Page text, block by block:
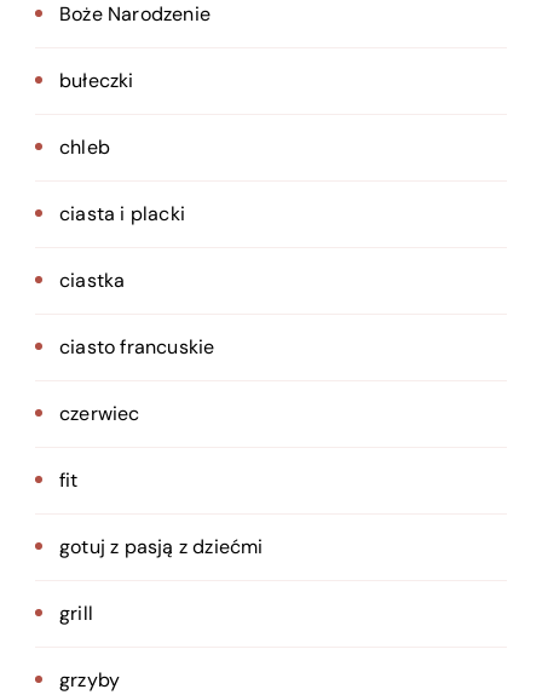
Boże Narodzenie
bułeczki
chleb
ciasta i placki
ciastka
ciasto francuskie
czerwiec
fit
gotuj z pasją z dziećmi
grill
grzyby